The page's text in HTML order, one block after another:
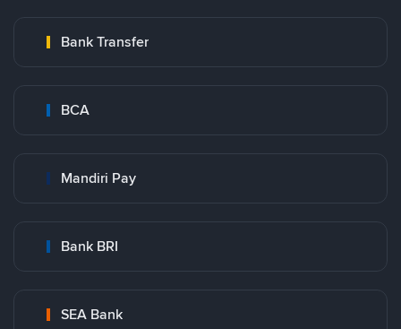
Bank Transfer
BCA
Mandiri Pay
Bank BRI
SEA Bank